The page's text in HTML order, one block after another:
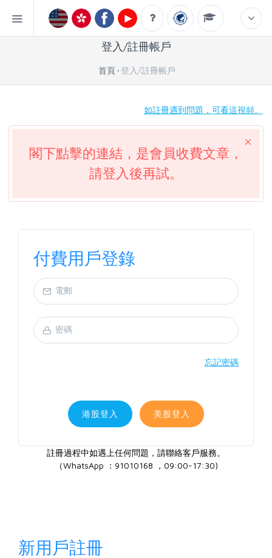
登入/註冊帳戶
首頁 登入/註冊帳戶
如註冊遇到問題，可看這視頻。
閣下點擊的連結，是會員收費文章，
請登入後再試。
付費用戶登錄
忘記密碼
港股登入 美股登入
註冊過程中如遇上任何問題，請聯絡客戶服務。
（WhatsApp ：91010168 ，09:00-17:30)
新用戶註冊